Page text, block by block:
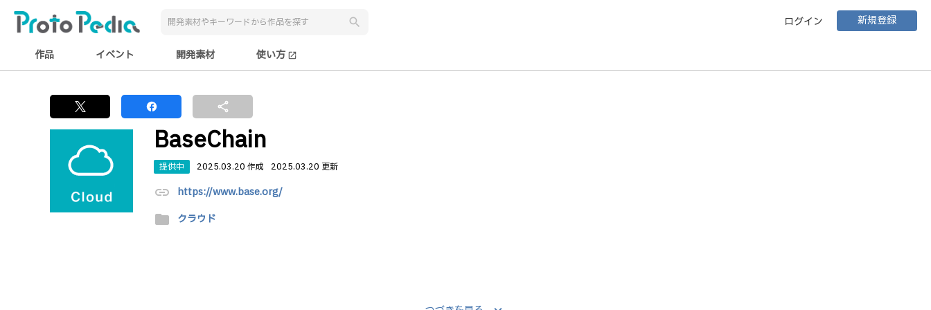
search ログイン 新規登録
作品 イベント 開発素材 使い方 open_in_new
share
BaseChain
提供中 2025.03.20 作成 2025.03.20 更新
link https://www.base.org/
folder クラウド